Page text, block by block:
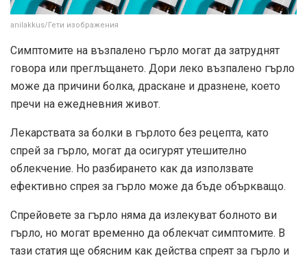
anilakkus/Гети изображения
Симптомите на възпалено гърло могат да затруднят
говора или преглъщането. Дори леко възпалено гърло
може да причини болка, драскане и дразнене, което
пречи на ежедневния живот.
Лекарствата за болки в гърлото без рецепта, като
спрей за гърло, могат да осигурят утешително
облекчение. Но разбирането как да използвате
ефективно спрея за гърло може да бъде объркващо.
Спрейовете за гърло няма да излекуват болното ви
гърло, но могат временно да облекчат симптомите. В
тази статия ще обясним как действа спреят за гърло и